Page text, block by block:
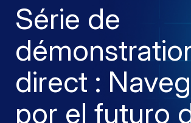
Série de
direct :
por el futuro